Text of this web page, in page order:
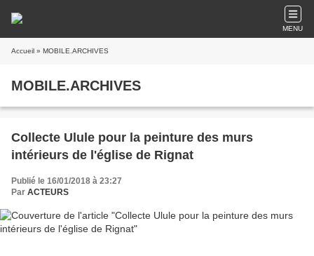
MENU
Accueil » MOBILE.ARCHIVES
MOBILE.ARCHIVES
Collecte Ulule pour la peinture des murs
intérieurs de l'église de Rignat
Publié le 16/01/2018 à 23:27
Par ACTEURS